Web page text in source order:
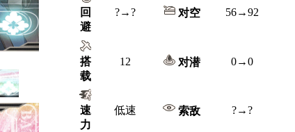
回
避
?→? 对空 56→92
搭
载
12 对潜 0→0
速
力
低速 索敌 ?→?